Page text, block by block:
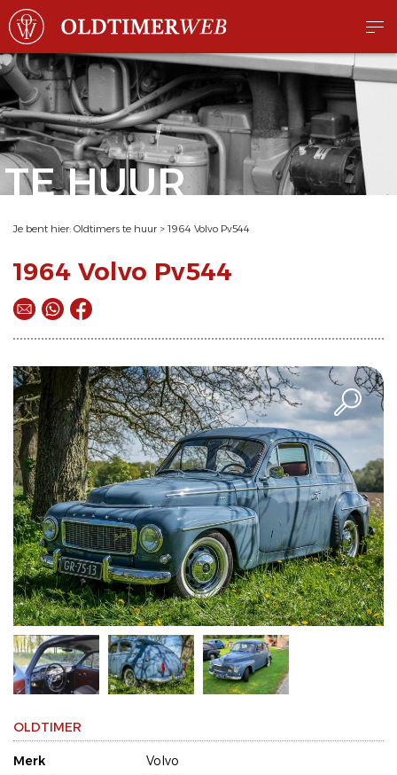
TE HUUR
Je bent hier: Oldtimers te huur > 1964 Volvo Pv544
1964 Volvo Pv544
OLDTIMER
Merk
Volvo